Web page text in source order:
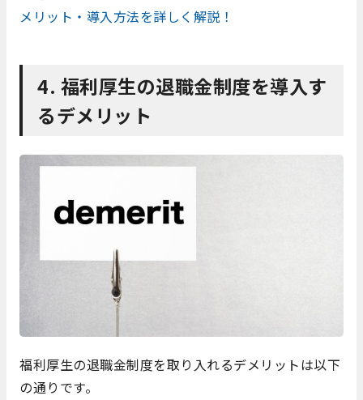
メリット・導入方法を詳しく解説！
4. 福利厚生の退職金制度を導入す
るデメリット
福利厚生の退職金制度を取り入れるデメリットは以下
の通りです。